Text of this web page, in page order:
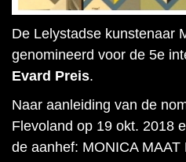
De Lelystadse kunstenaar
genomineerd voor de 5e
Evard Preis.
Naar aanleiding van de
Flevoland op 19 okt. 2018
de aanhef: MONICA